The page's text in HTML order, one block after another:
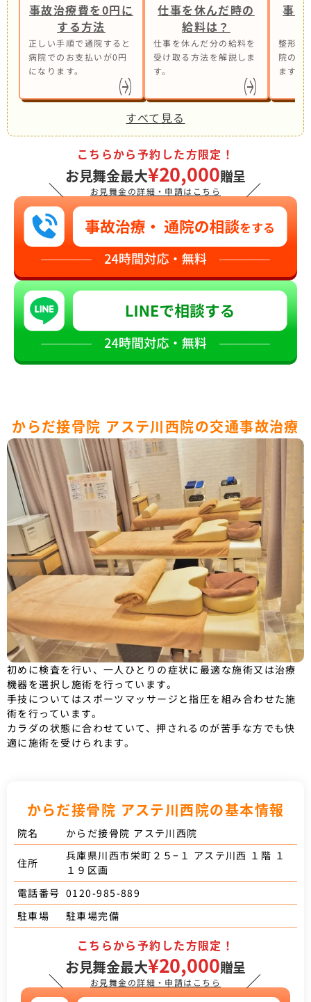
事故治療費を0円に
する方法
正しい手順で通院すると
病院でのお支払いが0円
になります。
仕事を休んだ時の
給料は？
仕事を休んだ分の給料を
受け取る方法を解説しま
す。
事故
整形外
院の併
ます。
すべて見る
＼
こちらから予約した方限定！
お見舞金最大¥20,000贈呈
お見舞金の詳細・申請はこちら ／
からだ接骨院 アステ川西院の交通事故治療
初めに検査を行い、一人ひとりの症状に最適な施術又は治療
機器を選択し施術を行っています。
手技についてはスポーツマッサージと指圧を組み合わせた施
術を行っています。
カラダの状態に合わせていて、押されるのが苦手な方でも快
適に施術を受けられます。
からだ接骨院 アステ川西院の基本情報
院名 からだ接骨院 アステ川西院
住所
兵庫県川西市栄町２５−１ アステ川西 １階 １
１９区画
電話番号 0120-985-889
駐車場
駐車場完備
＼
こちらから予約した方限定！
お見舞金最大¥20,000贈呈
お見舞金の詳細・申請はこちら ／